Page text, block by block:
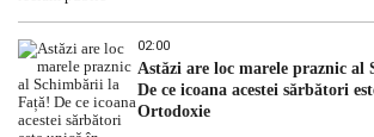
02:00
Astăzi are loc marele praznic
De ce icoana acestei sărbători
Ortodoxie